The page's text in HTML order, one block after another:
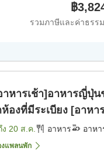
฿
รวมภาษีและค่าธรร
หารเช้า]อาหารญี่ปุ่
องที่มีระเบียง [อาหา
20 ส.ค. อาหาร อาหา
งแพลนพัก